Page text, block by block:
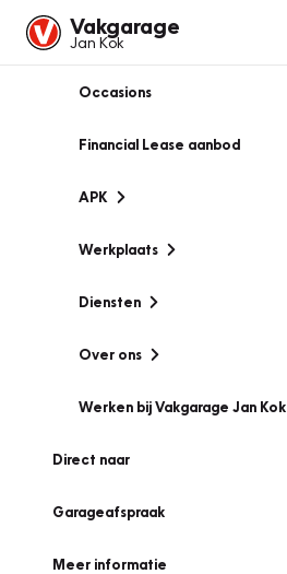
Vakgarage
Jan Kok
Occasions
Financial Lease aanbod
APK
Werkplaats
Diensten
Over ons
Werken bij Vakgarage Jan Kok
Direct naar
Garageafspraak
Meer informatie